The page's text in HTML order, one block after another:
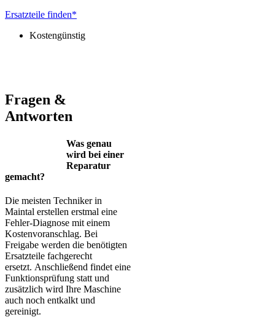
Ersatzteile finden*
Kostengünstig
Fragen &
Antworten
Was genau
wird bei einer
Reparatur
gemacht?
Die meisten Techniker in
Maintal erstellen erstmal eine
Fehler-Diagnose mit einem
Kostenvoranschlag. Bei
Freigabe werden die benötigten
Ersatzteile fachgerecht
ersetzt. Anschließend findet eine
Funktionsprüfung statt und
zusätzlich wird Ihre Maschine
auch noch entkalkt und
gereinigt.